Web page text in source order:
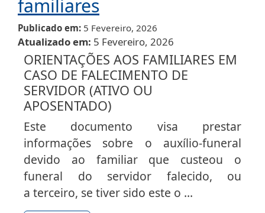
familiares
Publicado em 5 Fevereiro, 2026
Atualizado em 5 Fevereiro, 2026
ORIENTAÇÕES AOS FAMILIARES EM
CASO DE FALECIMENTO DE
SERVIDOR (ATIVO OU
APOSENTADO)
Este documento visa prestar
informações sobre o auxílio-funeral
devido ao familiar que custeou o
funeral do servidor falecido, ou
a terceiro, se tiver sido este o ...